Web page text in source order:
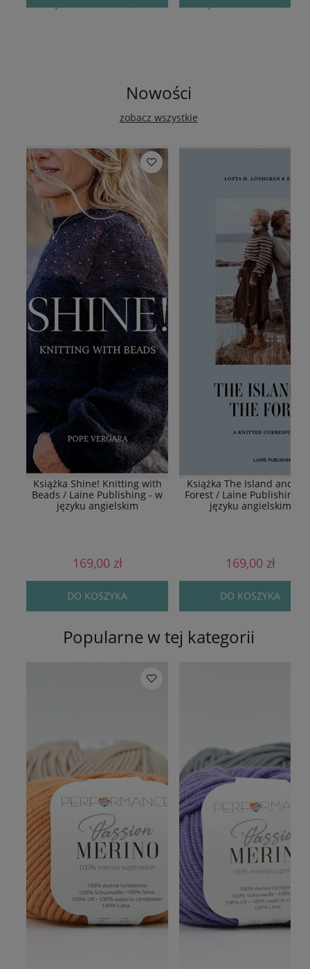
Nowości
zobacz wszystkie
Książka Shine! Knitting with
Beads / Laine Publishing - w
języku angielskim
169,00 zł
DO KOSZYKA
Książka The Island and
Forest / Laine Publishing -
języku angielskim
169,00 zł
DO KOSZYKA
Popularne w tej kategorii